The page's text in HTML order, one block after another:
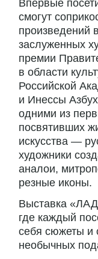
Впервые
смогут
произведений
заслуженных
премии
в области
Российской
и Инессы
одними из
посвятивших
искусства —
художники
аналои,
резные иконы.
Выставка
где каждый
себя сюжеты и
необычных